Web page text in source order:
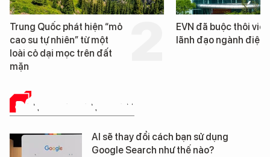
EVN đã buộc thôi việc 3
lãnh đạo ngành điện
Loạt dự án bất động
Đà Nẵng sắp bị kiểm
ĐÁNH GIÁ SẢN PHẨM
AI sẽ thay đổi cách bạn sử dụng
Google Search như thế nào?